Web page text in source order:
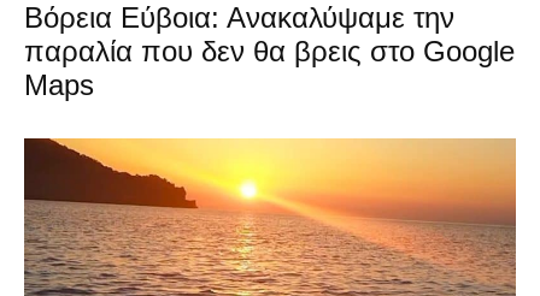
Βόρεια Εύβοια: Ανακαλύψαμε την
παραλία που δεν θα βρεις στο Google
Maps